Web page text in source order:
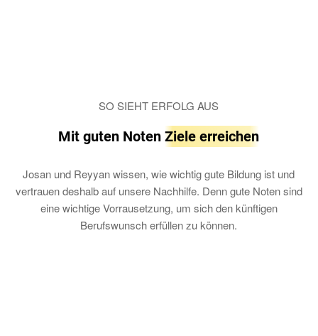
SO SIEHT ERFOLG AUS
Mit guten NotenZiele erreichen
Josan und Reyyan wissen, wie wichtig gute Bildung ist und
vertrauen deshalb auf unsere Nachhilfe. Denn gute Noten sind
eine wichtige Vorrausetzung, um sich den künftigen
Berufswunsch erfüllen zu können.